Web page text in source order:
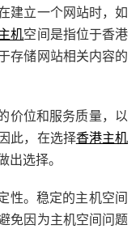
建立一个网站时，如
机空间是指位于香港
存储网站相关内容的
价位和服务质量，以
此，在选择香港主机
选择。
性。稳定的主机空间
免因为主机空间问题